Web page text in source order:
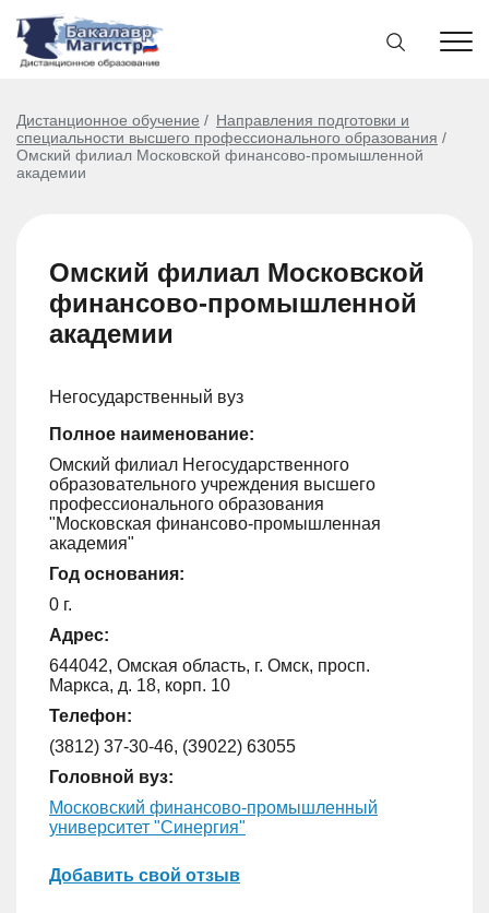
Дистанционное обучение
Направления подготовки и
специальности высшего профессионального образования
Омский филиал Московской финансово-промышленной
академии
Омский филиал Московской
финансово-промышленной
академии
Негосударственный вуз
Полное наименование:
Омский филиал Негосударственного
образовательного учреждения высшего
профессионального образования
"Московская финансово-промышленная
академия"
Год основания:
0 г.
Адрес:
644042, Омская область, г. Омск, просп.
Маркса, д. 18, корп. 10
Телефон:
(3812) 37-30-46, (39022) 63055
Головной вуз:
Московский финансово-промышленный
университет "Синергия"
Добавить свой отзыв